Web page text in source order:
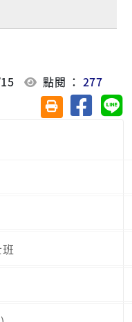
點閱 ：277
友善列印(另開視
分享至